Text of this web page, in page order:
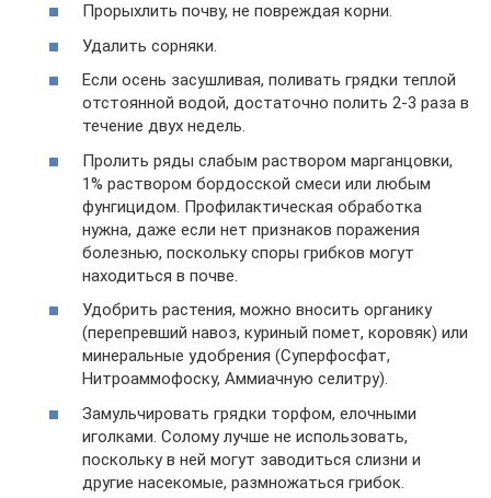
Прорыхлить почву, не повреждая корни.
Удалить сорняки.
Если осень засушливая, поливать грядки теплой
отстоянной водой, достаточно полить 2-3 раза в
течение двух недель.
Пролить ряды слабым раствором марганцовки,
1% раствором бордосской смеси или любым
фунгицидом. Профилактическая обработка
нужна, даже если нет признаков поражения
болезнью, поскольку споры грибков могут
находиться в почве.
Удобрить растения, можно вносить органику
(перепревший навоз, куриный помет, коровяк) или
минеральные удобрения (Суперфосфат,
Нитроаммофоску, Аммиачную селитру).
Замульчировать грядки торфом, елочными
иголками. Солому лучше не использовать,
поскольку в ней могут заводиться слизни и
другие насекомые, размножаться грибок.